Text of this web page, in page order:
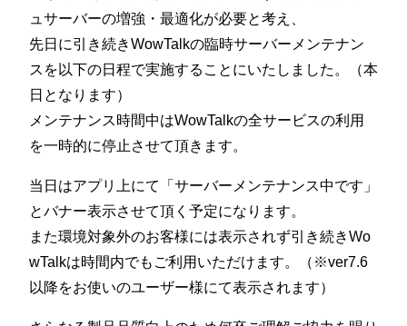
ュサーバーの増強・最適化が必要と考え、
先日に引き続きWowTalkの臨時サーバーメンテナン
スを以下の日程で実施することにいたしました。（本
日となります）
メンテナンス時間中はWowTalkの全サービスの利用
を一時的に停止させて頂きます。
当日はアプリ上にて「サーバーメンテナンス中です」
とバナー表示させて頂く予定になります。
また環境対象外のお客様には表示されず引き続きWo
wTalkは時間内でもご利用いただけます。（※ver7.6
以降をお使いのユーザー様にて表示されます）